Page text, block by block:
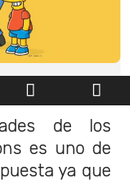
de los
es uno de
ya que